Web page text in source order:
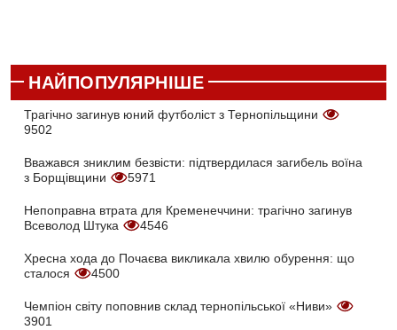
НАЙПОПУЛЯРНІШЕ
Трагічно загинув юний футболіст з Тернопільщини
9502
Вважався зниклим безвісти: підтвердилася загибель воїна
з Борщівщини
5971
Непоправна втрата для Кременеччини: трагічно загинув
Всеволод Штука
4546
Хресна хода до Почаєва викликала хвилю обурення: що
сталося
4500
Чемпіон світу поповнив склад тернопільської «Ниви»
3901